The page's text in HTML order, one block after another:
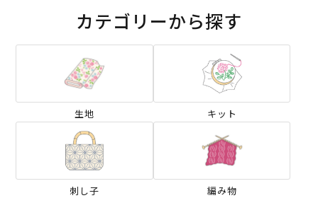
カテゴリーから探す
生地 キット
刺し子 編み物